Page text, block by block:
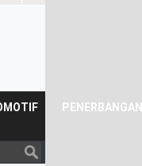
PENERBANGAN